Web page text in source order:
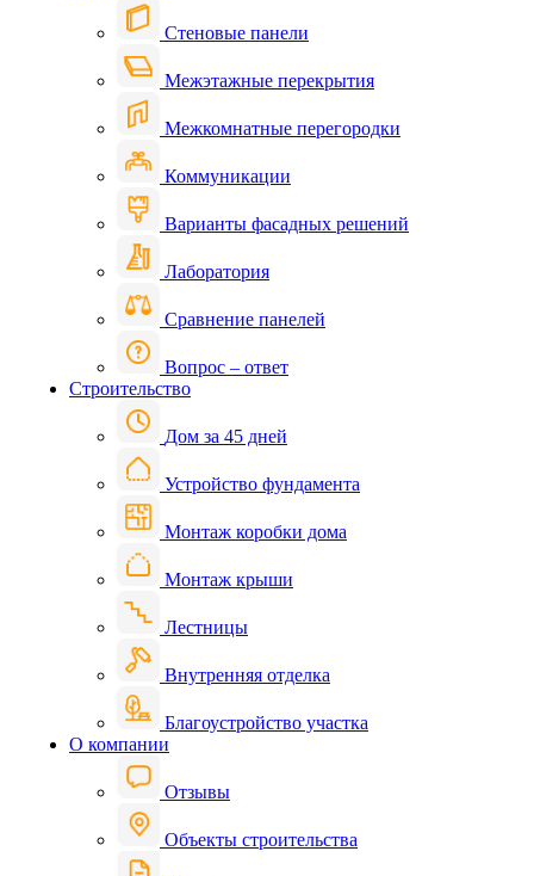
Стеновые панели
Межэтажные перекрытия
Межкомнатные перегородки
Коммуникации
Варианты фасадных решений
Лаборатория
Сравнение панелей
Вопрос – ответ
Строительство
Дом за 45 дней
Устройство фундамента
Монтаж коробки дома
Монтаж крыши
Лестницы
Внутренняя отделка
Благоустройство участка
О компании
Отзывы
Объекты строительства